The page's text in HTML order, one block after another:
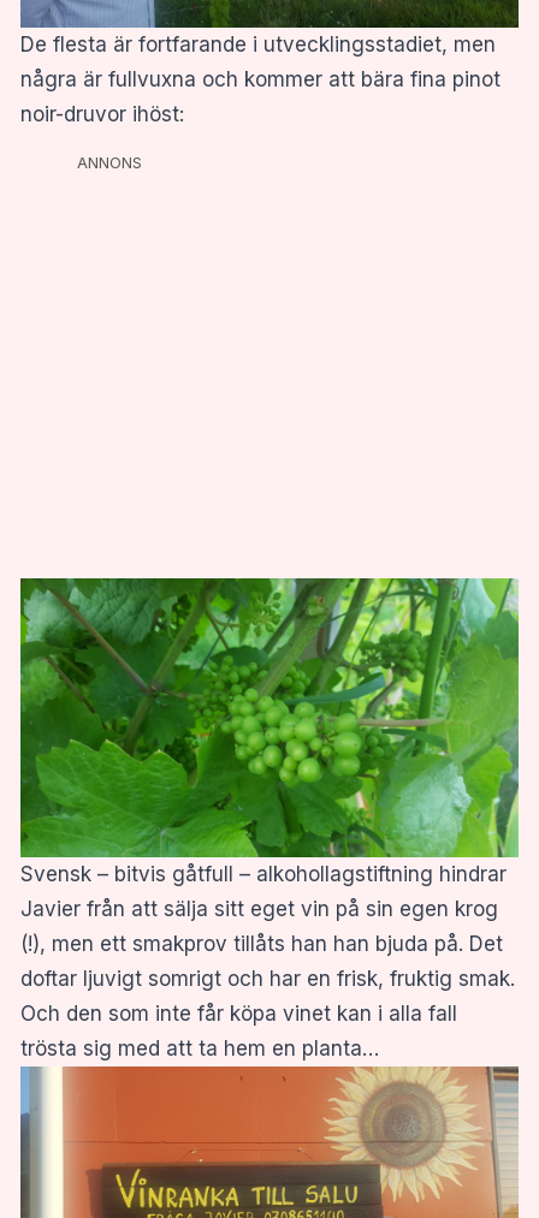
De flesta är fortfarande i utvecklingsstadiet, men
några är fullvuxna och kommer att bära fina pinot
noir-druvor ihöst:
ANNONS
Svensk – bitvis gåtfull – alkohollagstiftning hindrar
Javier från att sälja sitt eget vin på sin egen krog
(!), men ett smakprov tillåts han han bjuda på. Det
doftar ljuvigt somrigt och har en frisk, fruktig smak.
Och den som inte får köpa vinet kan i alla fall
trösta sig med att ta hem en planta…